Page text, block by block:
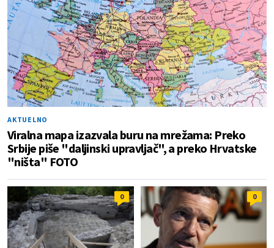
AKTUELNO
Viralna mapa izazvala buru na mrežama: Preko
Srbije piše "daljinski upravljač", a preko Hrvatske
"ništa" FOTO
0 0